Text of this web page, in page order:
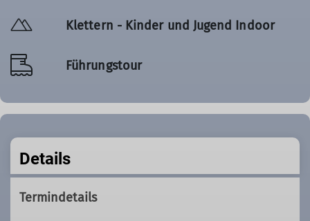
Klettern - Kinder und Jugend Indoor
Führungstour
Details
Termindetails